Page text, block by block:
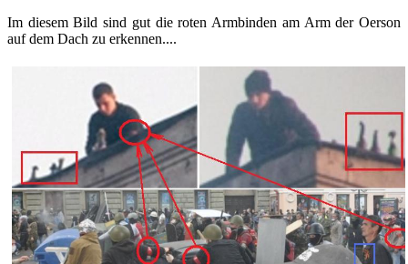
Im diesem Bild sind gut die roten Armbinden am Arm der Oerson
auf dem Dach zu erkennen....